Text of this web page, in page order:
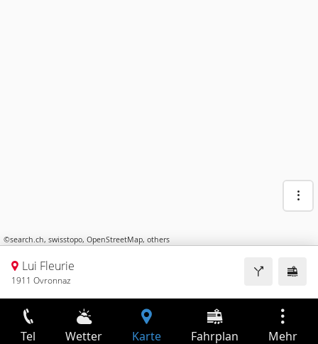
©search.ch, swisstopo, OpenStreetMap, others
Lui Fleurie
1911 Ovronnaz
Tel Wetter Karte Fahrplan Mehr